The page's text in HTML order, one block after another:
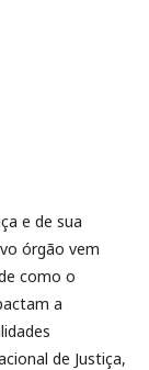
e de sua
órgão vem
como o
a
de Justiça,